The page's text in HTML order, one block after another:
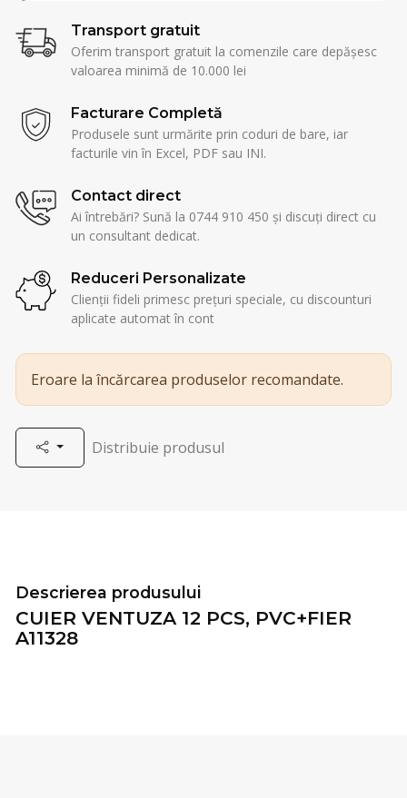
Transport gratuit
Oferim transport gratuit la comenzile care depășesc
valoarea minimă de 10.000 lei
Facturare Completă
Produsele sunt urmărite prin coduri de bare, iar
facturile vin în Excel, PDF sau INI.
Contact direct
Ai întrebări? Sună la 0744 910 450 și discuți direct cu
un consultant dedicat.
Reduceri Personalizate
Clienții fideli primesc prețuri speciale, cu discounturi
aplicate automat în cont
Eroare la încărcarea produselor recomandate.
Distribuie produsul
Descrierea produsului
CUIER VENTUZA 12 PCS, PVC+FIER
A11328